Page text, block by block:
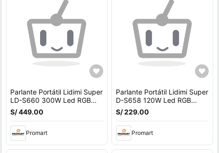
Parlante Portátil Lidimi Super
LD-S660 300W Led RGB
Bluetooth USB
S/ 449.00
Promart
Parlante Portátil Lidimi Super
D-S658 120W Led RGB
Bluetooth USB
S/ 229.00
Promart